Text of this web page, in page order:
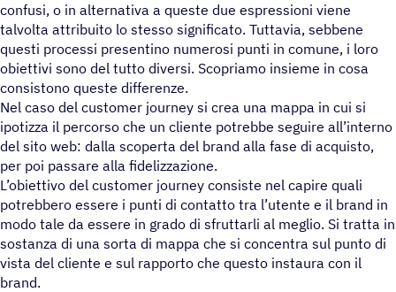
confusi, o in alternativa a queste due espressioni viene
talvolta attribuito lo stesso significato. Tuttavia, sebbene
questi processi presentino numerosi punti in comune, i loro
obiettivi sono del tutto diversi. Scopriamo insieme in cosa
consistono queste differenze.
Nel caso del customer journey si crea una mappa in cui si
ipotizza il percorso che un cliente potrebbe seguire all’interno
del sito web: dalla scoperta del brand alla fase di acquisto,
per poi passare alla fidelizzazione.
L’obiettivo del customer journey consiste nel capire quali
potrebbero essere i punti di contatto tra l’utente e il brand in
modo tale da essere in grado di sfruttarli al meglio. Si tratta in
sostanza di una sorta di mappa che si concentra sul punto di
vista del cliente e sul rapporto che questo instaura con il
brand.